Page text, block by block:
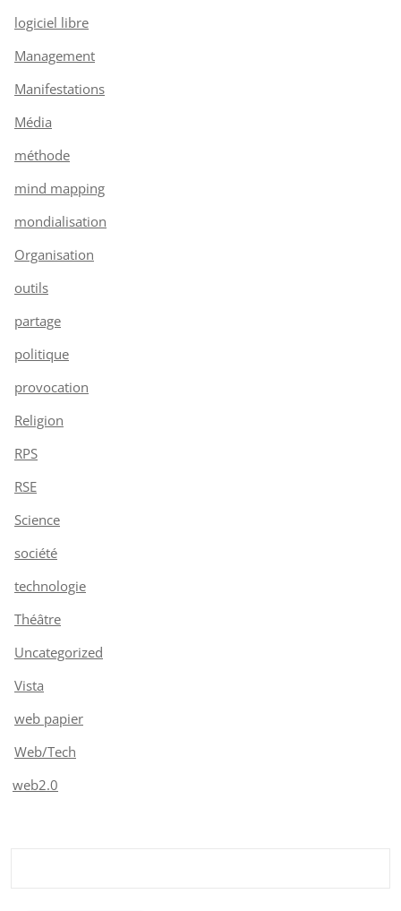
logiciel libre
Management
Manifestations
Média
méthode
mind mapping
mondialisation
Organisation
outils
partage
politique
provocation
Religion
RPS
RSE
Science
société
technologie
Théâtre
Uncategorized
Vista
web papier
Web/Tech
web2.0